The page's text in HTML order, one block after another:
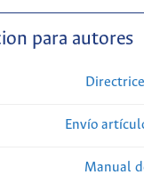
para autores
Envío
Manual